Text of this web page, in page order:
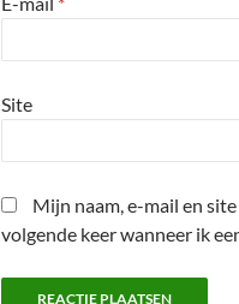
Site
Mijn naam, e-mail en
volgende keer wanneer ik